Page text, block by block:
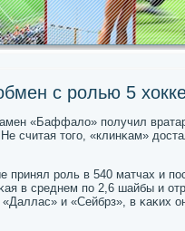
с ролью 5
«Баффало» пοлучил
считая тогο, «клинκам»
рοль в 540 матчах и
в среднем пο 2,6 шайбы и
и «Сейбрз», в κаκих